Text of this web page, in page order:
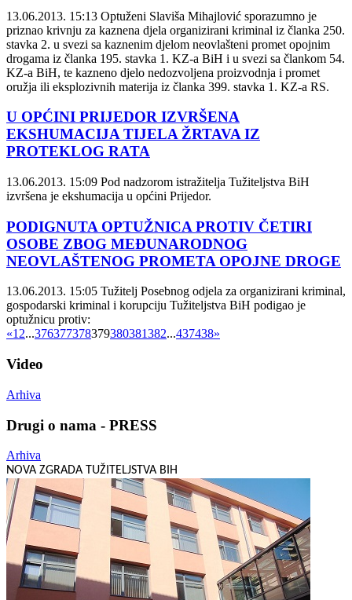
13.06.2013. 15:13 Optuženi Slaviša Mihajlović sporazumno je
priznao krivnju za kaznena djela organizirani kriminal iz članka 250.
stavka 2. u svezi sa kaznenim djelom neovlašteni promet opojnim
drogama iz članka 195. stavka 1. KZ-a BiH i u svezi sa člankom 54.
KZ-a BiH, te kazneno djelo nedozvoljena proizvodnja i promet
oružja ili eksplozivnih materija iz članka 399. stavka 1. KZ-a RS.
U OPĆINI PRIJEDOR IZVRŠENA
EKSHUMACIJA TIJELA ŽRTAVA IZ
PROTEKLOG RATA
13.06.2013. 15:09 Pod nadzorom istražitelja Tužiteljstva BiH
izvršena je ekshumacija u općini Prijedor.
PODIGNUTA OPTUŽNICA PROTIV ČETIRI
OSOBE ZBOG MEĐUNARODNOG
NEOVLAŠTENOG PROMETA OPOJNE DROGE
13.06.2013. 15:05 Tužitelj Posebnog odjela za organizirani kriminal,
gospodarski kriminal i korupciju Tužiteljstva BiH podigao je
optužnicu protiv:
«12...376377378379380381382...437438»
Video
Arhiva
Drugi o nama - PRESS
Arhiva
NOVA ZGRADA TUŽITELJSTVA BIH